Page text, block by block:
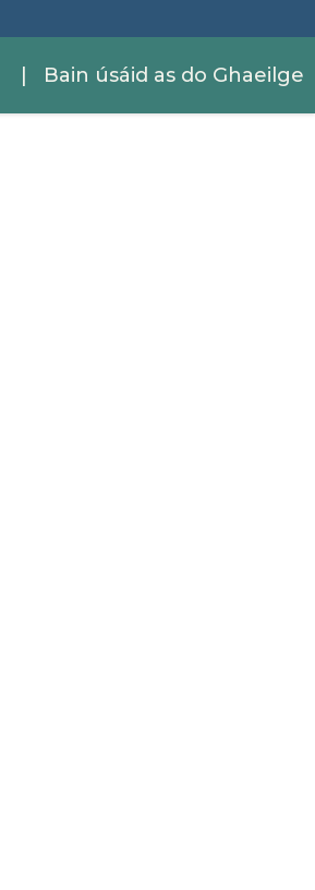
| Bain úsáid as do Ghaeilge